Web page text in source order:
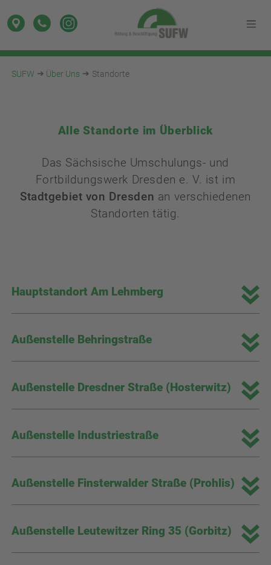
SUFW Über Uns Standorte
Alle Standorte im Überblick
Das Sächsische Umschulungs- und
Fortbildungswerk Dresden e. V. ist im
Stadtgebiet von Dresden an verschiedenen
Standorten tätig.
Hauptstandort Am Lehmberg
Außenstelle Behringstraße
Außenstelle Dresdner Straße (Hosterwitz)
Außenstelle Industriestraße
Außenstelle Finsterwalder Straße (Prohlis)
Außenstelle Leutewitzer Ring 35 (Gorbitz)